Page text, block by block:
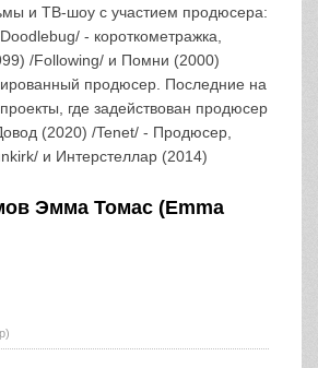
и ТВ-шоу с участием продюсера:
- короткометражка,
/Following/ и Помни (2000)
продюсер. Последние на
где задействован продюсер
(2020) /Tenet/ - Продюсер,
и Интерстеллар (2014)
Эмма Томас (Emma